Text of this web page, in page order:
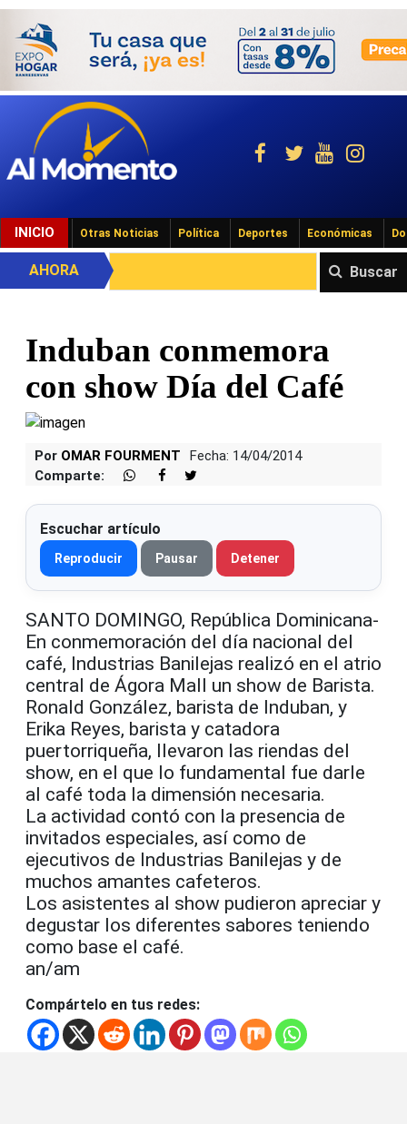
INICIO Otras Noticias Política Deportes Económicas
Buscar
AHORA
Induban conmemora
con show Día del Café
Por OMAR FOURMENT
Fecha: 14/04/2014
Comparte:
Escuchar artículo
Reproducir Pausar Detener
SANTO DOMINGO, República Dominicana-
En conmemoración del día nacional del
café, Industrias Banilejas realizó en el atrio
central de Ágora Mall un show de Barista.
Ronald González, barista de Induban, y
Erika Reyes, barista y catadora
puertorriqueña, llevaron las riendas del
show, en el que lo fundamental fue darle
al café toda la dimensión necesaria.
La actividad contó con la presencia de
invitados especiales, así como de
ejecutivos de Industrias Banilejas y de
muchos amantes cafeteros.
Los asistentes al show pudieron apreciar y
degustar los diferentes sabores teniendo
como base el café.
an/am
Compártelo en tus redes: